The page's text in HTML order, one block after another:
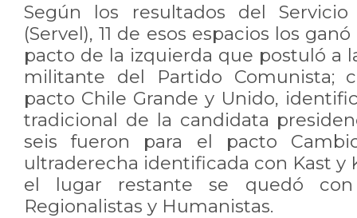
Según los resultados del
(Servel), 11 de esos espacios los
pacto de la izquierda que postuló a
militante del Partido Comunista;
pacto Chile Grande y Unido,
tradicional de la candidata
seis fueron para el pacto
ultraderecha identificada con Kast y
el lugar restante se quedó
Regionalistas y Humanistas.